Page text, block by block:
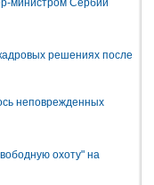
министром Сербии
решениях после
неповрежденных
охоту" на